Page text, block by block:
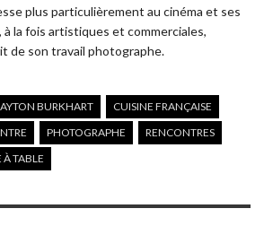
plus particulièrement au cinéma et ses
la fois artistiques et commerciales,
de son travail photographe.
BURKHART
CUISINE FRANÇAISE
PHOTOGRAPHE
RENCONTRES
À TABLE